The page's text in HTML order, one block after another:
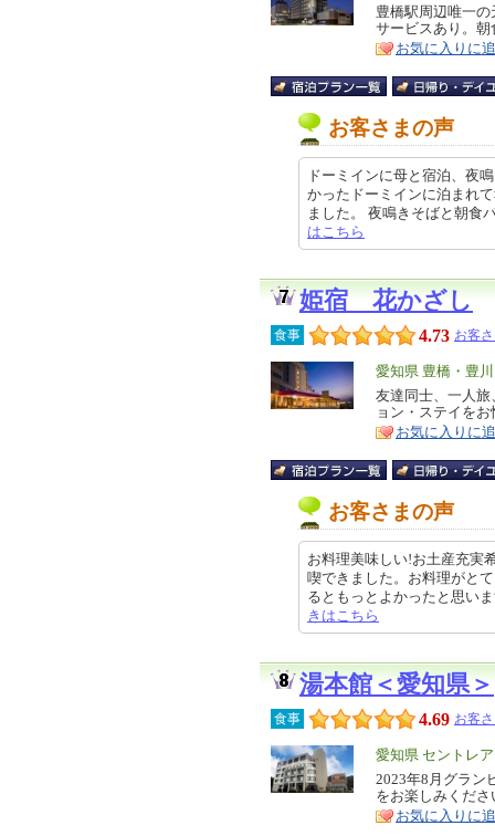
リ
ア
特
徴
豊橋駅周辺唯一
サービスあり。
お気に入りに
お客さまの声
ドーミインに母と宿泊、夜
かったドーミインに泊まれ
ました。 夜鳴きそばと朝
はこちら
姫宿 花かざし
食事 4.73 お客
エ
リ
ア
愛知県 豊橋・豊
特
徴
友達同士、一人
ョン・ステイを
お気に入りに
お客さまの声
お料理美味しい!お土産充実
喫できました。お料理がと
るともっとよかったと思い
きはこちら
湯本館＜愛知県＞
食事 4.69 お客
エ
リ
ア
愛知県 セントレ
特
徴
2023年8月グラン
をお楽しみくだ
お気に入りに